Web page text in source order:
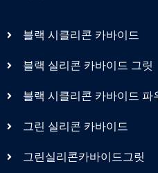
블랙 시클리콘 카바이드
블랙 실리콘 카바이드 그릿
블랙 시클리콘 카바이드 파
그린 실리콘 카바이드
그린실리콘카바이드그릿